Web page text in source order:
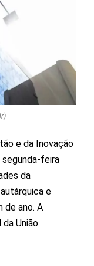
e da Inovação
feira
da
e
de ano. A
União.